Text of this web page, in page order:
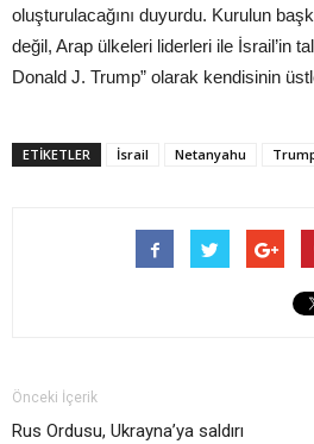
oluşturulacağını duyurdu. Kurulun
değil, Arap ülkeleri liderleri ile İsrail’in
Donald J. Trump” olarak kendisinin
ETIKETLER İsrail Netanyahu
Önceki İçerik
Rus Ordusu, Ukrayna’ya saldırı